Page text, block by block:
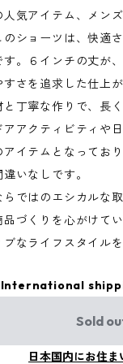
気アイテム、メン
ショーツは、快適
。６インチの丈が
さを追求した仕上
丁寧な作りで、長
アクティビティや
イテムとなってお
いなしです。
ではのエシカルな
づくりを心がけて
なライフスタイル
International
Sold
日本国内にお住ま